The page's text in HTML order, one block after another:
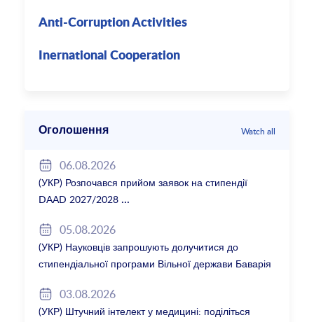
Anti-Corruption Activities
Inernational Cooperation
Оголошення Watch all
06.08.2026
(УКР) Розпочався прийом заявок на стипендії
DAAD 2027/2028
05.08.2026
(УКР) Науковців запрошують долучитися до
стипендіальної програми Вільної держави Баварія
03.08.2026
(УКР) Штучний інтелект у медицині: поділіться